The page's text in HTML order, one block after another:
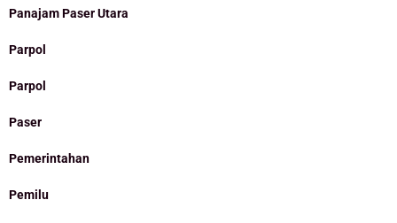
Panajam Paser Utara
Parpol
Parpol
Paser
Pemerintahan
Pemilu